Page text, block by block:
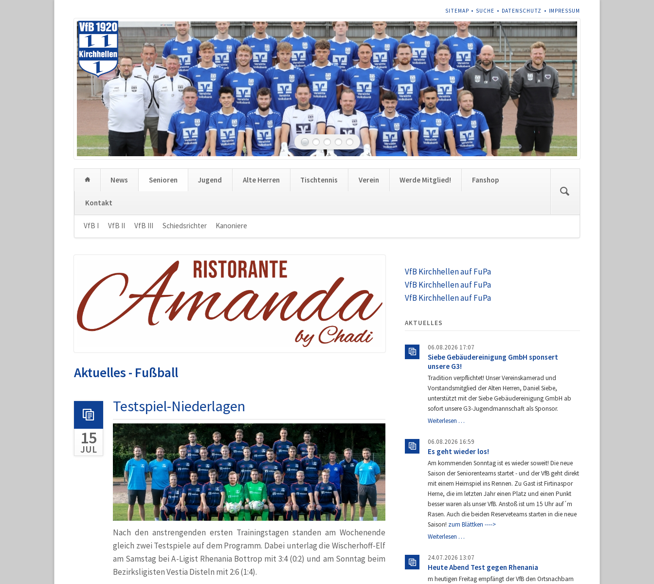
NAVIGATION
SITEMAP SUCHE DATENSCHUTZ IMPRESSUM
3 4 5
überspringen
News Senioren Jugend Alte Herren Tischtennis Verein Werde Mitglied! Fanshop
Kontakt
überspringen
VfB I VfB II VfB III Schiedsrichter Kanoniere
Aktuelles - Fußball
Testspiel-Niederlagen
15
JUL
Nach den anstrengenden ersten Trainingstagen standen am Wochenende
gleich zwei Testspiele auf dem Programm. Dabei unterlag die Wischerhoff-Elf
am Samstag bei A-Ligist Rhenania Bottrop mit 3:4 (0:2) und am Sonntag beim
Bezirksligisten Vestia Disteln mit 2:6 (1:4).
VfB Kirchhellen auf FuPa
VfB Kirchhellen auf FuPa
VfB Kirchhellen auf FuPa
AKTUELLES
06.08.2026 17:07
Siebe Gebäudereinigung GmbH sponsert
unsere G3!
Tradition verpflichtet! Unser Vereinskamerad und
Vorstandsmitglied der Alten Herren, Daniel Siebe,
unterstützt mit der Siebe Gebäudereinigung GmbH ab
sofort unsere G3-Jugendmannschaft als Sponsor.
Weiterlesen …
GmbH
sponsert
unsere
G3!
06.08.2026 16:59
Es geht wieder los!
Am kommenden Sonntag ist es wieder soweit! Die neue
Saison der Seniorenteams startet - und der VfB geht direkt
mit einem Heimspiel ins Rennen. Zu Gast ist Firtinaspor
Herne, die im letzten Jahr einen Platz und einen Punkt
besser waren als unser VfB. Anstoß ist um 15 Uhr auf´m
Rasen. Auch die beiden Reserveteams starten in die neue
Saison! zum Blättken ---->
Weiterlesen …
wieder
los!
24.07.2026 13:07
Heute Abend Test gegen Rhenania
m heutigen Freitag empfängt der VfB den Ortsnachbarn